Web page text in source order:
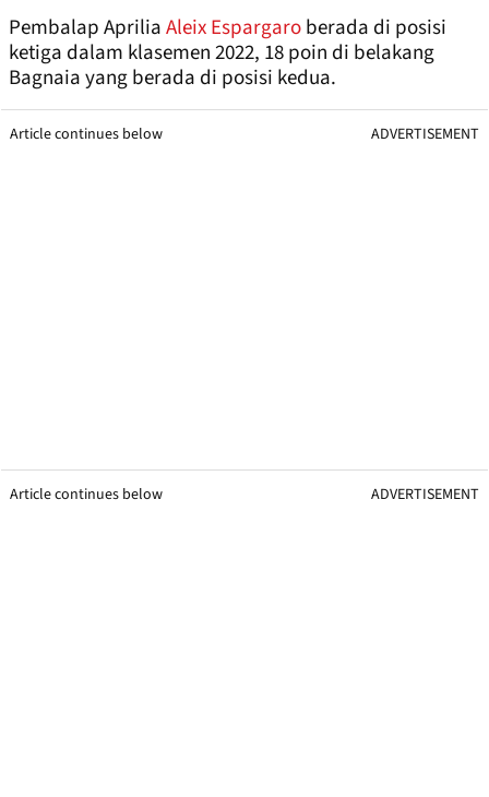
Pembalap ApriliaAleix Espargaroberada di posisi
ketiga dalam klasemen 2022, 18 poin di belakang
Bagnaia yang berada di posisi kedua.
Article continues below ADVERTISEMENT
Article continues below ADVERTISEMENT